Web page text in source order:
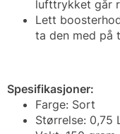
lufttrykket går
Lett
ta den med på
Spesifikasjoner:
Farge: Sort
Størrelse: 0,75